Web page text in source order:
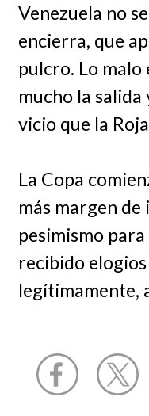
Venezuela no
encierra, que
pulcro. Lo malo
mucho la
vicio que la
La Copa
más margen de
pesimismo
recibido
legítimamente,